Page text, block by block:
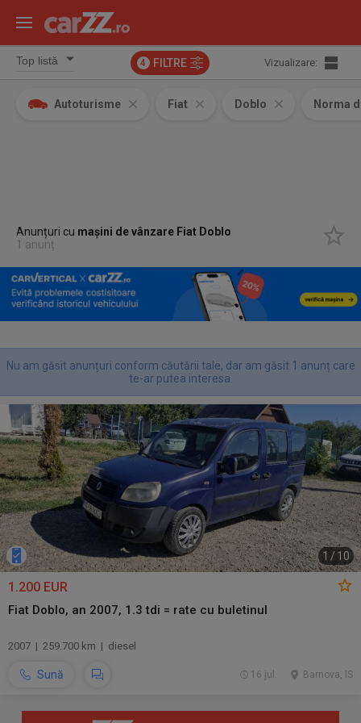
4 FILTRE Vizualizare:
Autoturisme Fiat Doblo Norma
Anunțuri cu mașini de vânzare Fiat Doblo
1 anunț
Nu am găsit anunțuri conform căutării tale, dar am găsit 1 anunț care
te-ar putea interesa.
1 / 10
1.200 EUR
Fiat Doblo, an 2007, 1.3 tdi = rate cu buletinul
2007 | 259.700 km | diesel
Sună Barnova, IS
16 jul.